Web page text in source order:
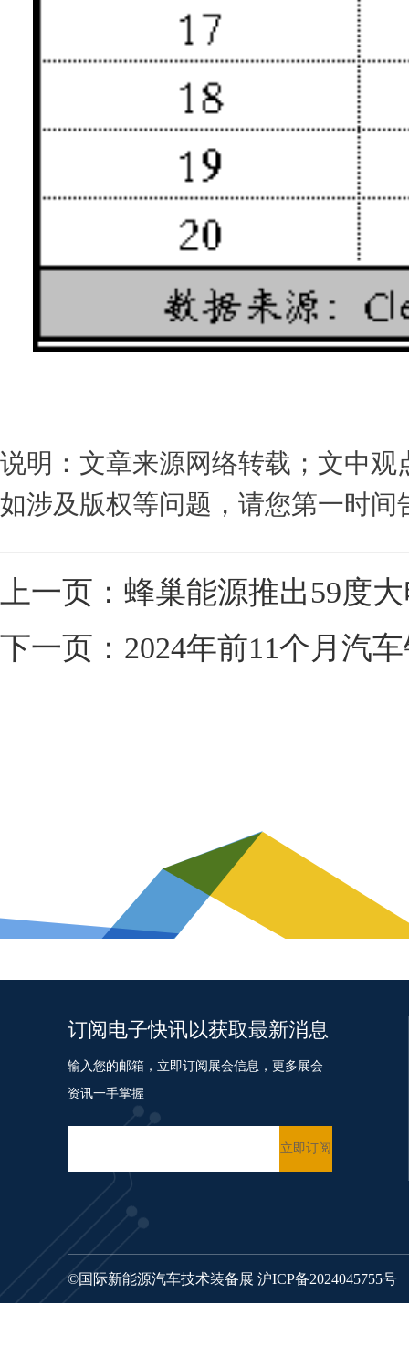
说明：文章来源网络转载；文中
如涉及版权等问题，请您第一时
上一页： 蜂巢能源推出59度
下一页： 2024年前11个月汽
订阅电子快讯以获取最新消息
输入您的邮箱，立即订阅展会信息，更多展会
资讯一手掌握
©国际新能源汽车技术装备展 沪ICP备2024045755号